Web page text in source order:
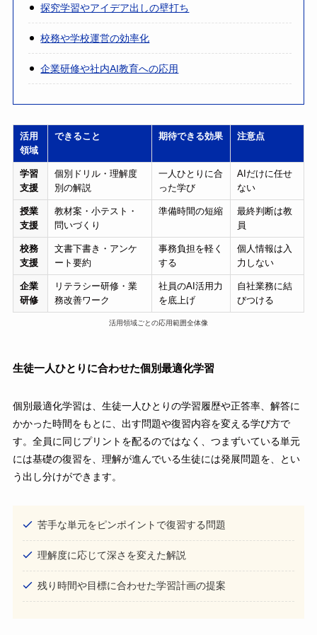
探究学習やアイデア出しの壁打ち
校務や学校運営の効率化
企業研修や社内AI教育への応用
活用
領域
できること 期待できる効果 注意点
学習
支援
個別ドリル・理解度
別の解説
一人ひとりに合
った学び
AIだけに任せ
ない
授業
支援
教材案・小テスト・
問いづくり
準備時間の短縮
最終判断は教
員
校務
支援
文書下書き・アンケ
ート要約
事務負担を軽く
する
個人情報は入
力しない
企業
研修
リテラシー研修・業
務改善ワーク
社員のAI活用力
を底上げ
自社業務に結
びつける
活用領域ごとの応用範囲全体像
生徒一人ひとりに合わせた個別最適化学習
個別最適化学習は、生徒一人ひとりの学習履歴や正答率、解答に
かかった時間をもとに、出す問題や復習内容を変える学び方で
す。全員に同じプリントを配るのではなく、つまずいている単元
には基礎の復習を、理解が進んでいる生徒には発展問題を、とい
う出し分けができます。
苦手な単元をピンポイントで復習する問題
理解度に応じて深さを変えた解説
残り時間や目標に合わせた学習計画の提案